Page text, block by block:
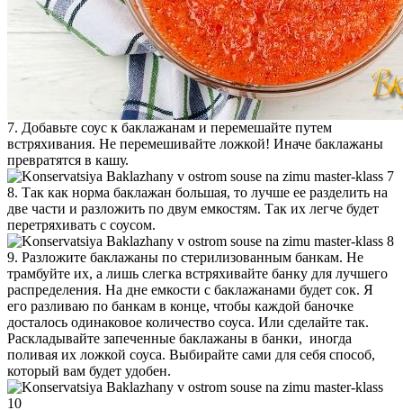
7. Добавьте соус к баклажанам и перемешайте путем
встряхивания. Не перемешивайте ложкой! Иначе баклажаны
превратятся в кашу.
8. Так как норма баклажан большая, то лучше ее разделить на
две части и разложить по двум емкостям. Так их легче будет
перетряхивать с соусом.
9. Разложите баклажаны по стерилизованным банкам. Не
трамбуйте их, а лишь слегка встряхивайте банку для лучшего
распределения. На дне емкости с баклажанами будет сок. Я
его разливаю по банкам в конце, чтобы каждой баночке
досталось одинаковое количество соуса. Или сделайте так.
Раскладывайте запеченные баклажаны в банки, иногда
поливая их ложкой соуса. Выбирайте сами для себя способ,
который вам будет удобен.